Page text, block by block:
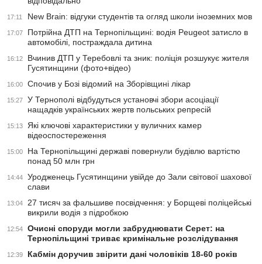
17:11 New Brain: відгуки студентів та огляд школи іноземних мов
17:07
Потрійна ДТП на Тернопільщині: водія Peugeot затисло в
автомобілі, постраждала дитина
16:12
Вчинив ДТП у Теребовлі та зник: поліція розшукує жителя
Гусятинщини (фото+відео)
16:00 Спочив у Бозі відомий на Зборівщині лікар
15:27
У Тернополі відбудуться установчі збори асоціації
нащадків українських жертв польських репресій
15:13
Які ключові характеристики у вуличних камер
відеоспостереження
15:00
На Тернопільщині державі повернули будівлю вартістю
понад 50 млн грн
14:44
Уродженець Гусятинщини увійде до Зали світової шахової
слави
13:04
27 тисяч за фальшиве посвідчення: у Борщеві поліцейські
викрили водія з підробкою
12:54
Очисні споруди могли забруднювати Серет: на
Тернопільщині триває кримінальне розслідування
12:39 Кабмін доручив звірити дані чоловіків 18-60 років